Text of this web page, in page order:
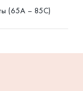
(65А – 85С)